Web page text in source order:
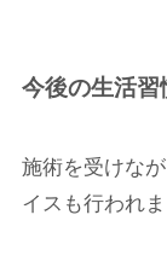
今後の生活習
施術を受けな
イスも行われま